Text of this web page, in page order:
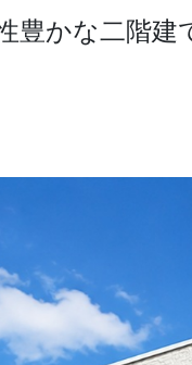
豊かな二階建